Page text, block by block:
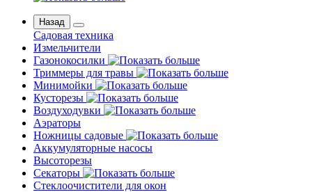
Назад
Садовая техника
Измельчители
Газонокосилки
Триммеры для травы
Минимойки
Кусторезы
Воздуходувки
Аэраторы
Ножницы садовые
Аккумуляторные насосы
Высоторезы
Секаторы
Стеклоочистители для окон